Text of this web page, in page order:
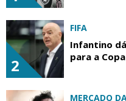
2
FIFA
Infantino
para a Copa
MERCADO